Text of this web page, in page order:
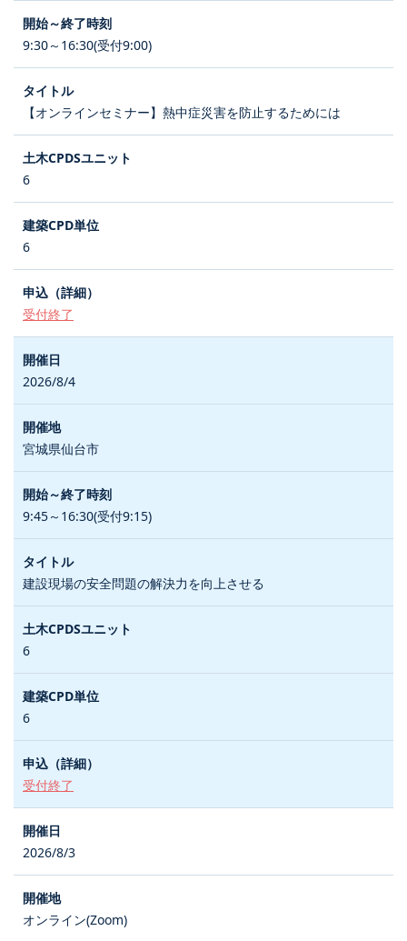
9:30～16:30(受付9:00)
【オンラインセミナー】熱中症災害を防止するためには
6
6
受付終了
2026/8/4
宮城県仙台市
9:45～16:30(受付9:15)
建設現場の安全問題の解決力を向上させる
6
6
受付終了
2026/8/3
オンライン(Zoom)